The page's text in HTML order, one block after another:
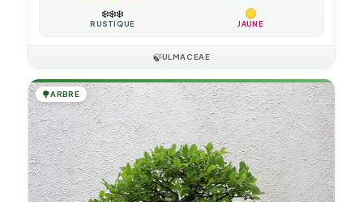
❄️❄️❄️
RUSTIQUE JAUNE
🍃ULMACEAE
🌳ARBRE